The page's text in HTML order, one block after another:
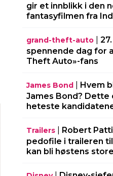
gir et innblikk i den
fantasyfilmen fra
grand-theft-auto|
spennende dag for
Theft Auto»-fans
James Bond| Hvem
James Bond? Dette
heteste
Trailers| Robert
pedofile i traileren
kan bli høstens